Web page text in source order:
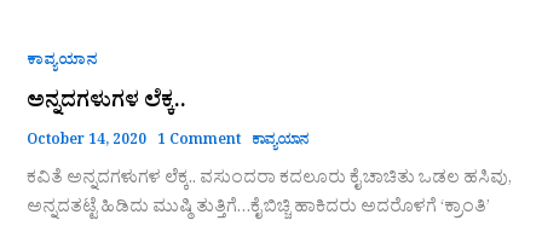
ಕಾವ್ಯಯಾನ
ಅನ್ನದಗಳುಗಳ ಲೆಕ್ಕ..
October 14, 2020 1 Comment ಕಾವ್ಯಯಾನ
ಕವಿತೆ ಅನ್ನದಗಳುಗಳ ಲೆಕ್ಕ.. ವಸುಂದರಾ ಕದಲೂರು ಕೈ ಚಾಚಿತು ಒಡಲ ಹಸಿವು,
ಅನ್ನದತಟ್ಟೆ ಹಿಡಿದು ಮುಷ್ಠಿ ತುತ್ತಿಗೆ…ಕೈ ಬಿಚ್ಚಿ ಹಾಕಿದರು ಅದರೊಳಗೆ ‘ಕ್ರಾಂತಿ’